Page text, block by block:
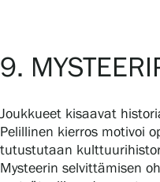
9.
Joukkueet kisaavat
Pelillinen kierros motivoi
tutustutaan
Mysteerin selvittämisen